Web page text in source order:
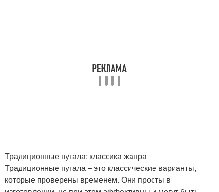
Традиционные пугала: классика жанра
Традиционные пугала – это классические варианты,
которые проверены временем. Они просты в